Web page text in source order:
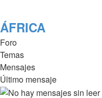
ÁFRICA
Foro
Temas
Mensajes
Último mensaje